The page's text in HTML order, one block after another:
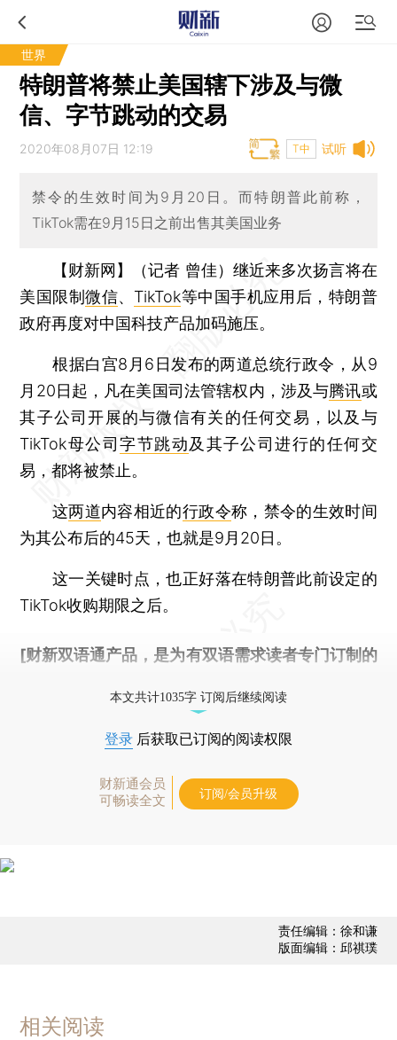
世界
特朗普将禁止美国辖下涉及与微
信、字节跳动的交易
试听
2020年08月07日 12:19 T中
禁令的生效时间为9月20日。而特朗普此前称，
TikTok需在9月15日之前出售其美国业务
【财新网】（记者 曾佳） 继近来多次扬言将在
美国限制微信、 TikTok等中国手机应用后，特朗普
政府再度对中国科技产品加码施压。
根据白宫8月6日发布的两道总统行政令，从9
月20日起，凡在美国司法管辖权内，涉及与腾讯或
其子公司开展的与微信有关的任何交易，以及与
TikTok母公司字节跳动及其子公司进行的任何交
易，都将被禁止。
这两道内容相近的行政令称，禁令的生效时间
为其公布后的45天，也就是9月20日。
这一关键时点，也正好落在特朗普此前设定的
TikTok收购期限之后。
[财新双语通产品，是为有双语需求读者专门订制的
本文共计1035字 订阅后继续阅读
登录 后获取已订阅的阅读权限
财新通会员
可畅读全文
订阅/会员升级
责任编辑：徐和谦
版面编辑：邱祺璞
相关阅读